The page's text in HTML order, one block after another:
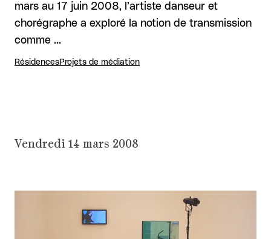
mars au 17 juin 2008, l’artiste danseur et
chorégraphe a exploré la notion de transmission
comme …
RésidencesProjets de médiation
Vendredi 14 mars 2008